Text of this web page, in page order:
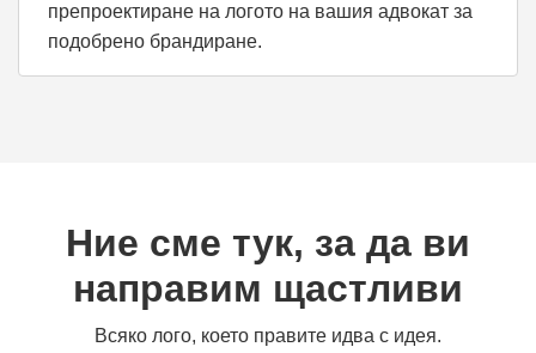
препроектиране на логото на вашия адвокат за
подобрено брандиране.
Ние сме тук, за да ви
направим щастливи
Всяко лого, което правите идва с идея.